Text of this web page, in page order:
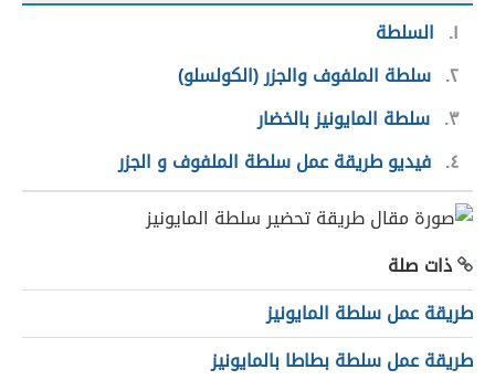
١
السلطة
٢ سلطة الملفوف والجزر (الكولسلو)
٣ سلطة المايونيز بالخضار
٤ فيديو طريقة عمل سلطة الملفوف و الجزر
ذات صلة
طريقة عمل سلطة المايونيز
طريقة عمل سلطة بطاطا بالمايونيز